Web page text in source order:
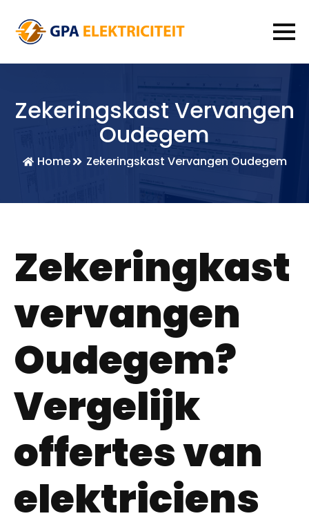
Zekeringskast Vervangen
Oudegem
Home Zekeringskast Vervangen Oudegem
Zekeringkast
vervangen
Oudegem?
Vergelijk
offertes van
elektriciens